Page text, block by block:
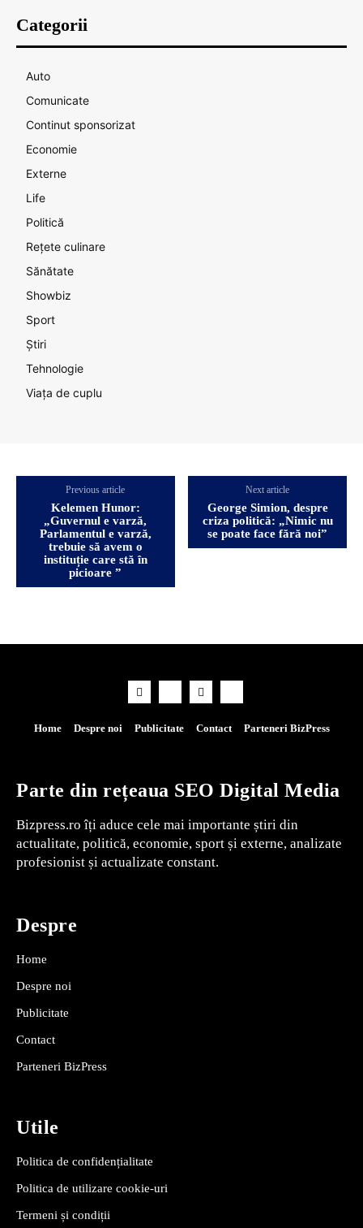
Categorii
Auto
Comunicate
Continut sponsorizat
Economie
Externe
Life
Politică
Rețete culinare
Sănătate
Showbiz
Sport
Știri
Tehnologie
Viața de cuplu
Previous article
Kelemen Hunor:
„Guvernul e varză,
Parlamentul e varză,
trebuie să avem o
instituție care stă în
picioare ”
Next article
George Simion, despre
criza politică: „Nimic nu
se poate face fără noi”
Home Despre noi Publicitate Contact Parteneri BizPress
Parte din rețeaua SEO Digital Media
Bizpress.ro îți aduce cele mai importante știri din
actualitate, politică, economie, sport și externe, analizate
profesionist și actualizate constant.
Despre
Home
Despre noi
Publicitate
Contact
Parteneri BizPress
Utile
Politica de confidențialitate
Politica de utilizare cookie-uri
Termeni și condiții